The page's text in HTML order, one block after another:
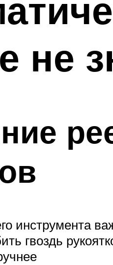
не
инструмента
гвоздь